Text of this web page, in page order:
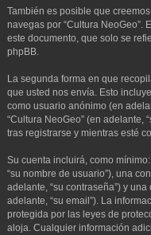
También es posible que
navegas por “Cultura NeoGeo”.
este documento, que solo se
phpBB.
La segunda forma en que
que usted nos envía. Esto
como usuario anónimo (en
“Cultura NeoGeo” (en adelante,
tras registrarse y mientras esté
Su cuenta incluirá, como
“su nombre de usuario”), una
adelante, “su contraseña”) y
adelante, “su email”). La
protegida por las leyes de
aloja. Cualquier información